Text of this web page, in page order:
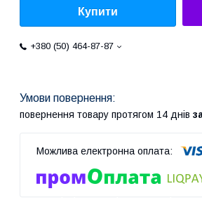
Купити
+380 (50) 464-87-87
повернення товару протягом 14 днів